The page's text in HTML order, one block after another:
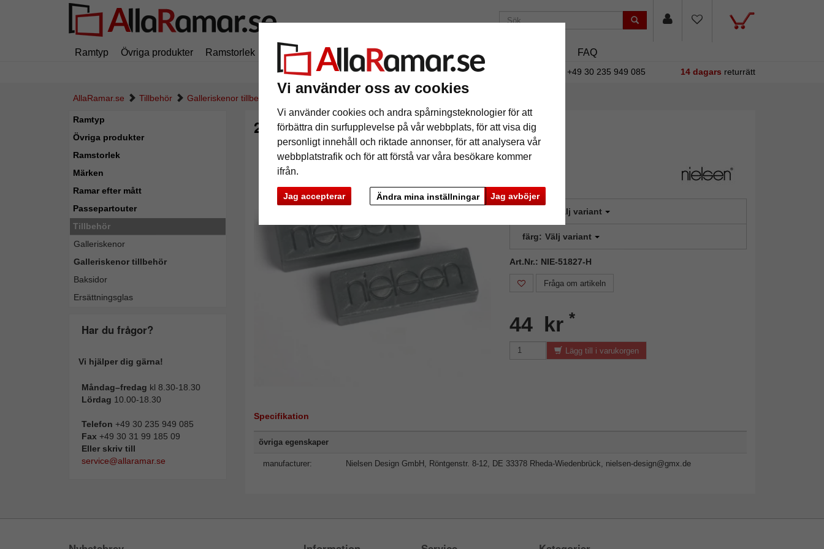
Vi använder oss av cookies
Vi använder cookies och andra spårningsteknologier för att
förbättra din surfupplevelse på vår webbplats, för att visa dig
personligt innehåll och riktade annonser, för att analysera vår
webbplatstrafik och för att förstå var våra besökare kommer
ifrån.
Jag accepterar Jag avböjer
Ändra mina inställningar
Ramtyp Övriga produkter Ramstorlek Märken Ramar efter mått Passepartouter Tillbehör FAQ
195 kri leveranskostnad.Oavsett hur mycket du beställer. +49 30 235 949 085 14 dagars returrätt
AllaRamar.se Tillbehör Galleriskenor tillbehör
Ramtyp
Övriga produkter
Ramstorlek
Märken
Ramar efter mått
Passepartouter
Tillbehör
Galleriskenor
Galleriskenor tillbehör
Baksidor
Ersättningsglas
Har du frågor?
Vi hjälper dig gärna!
Måndag–fredag kl 8.30-18.30
Lördag 10.00-18.30
Telefon +49 30 235 949 085
Fax +49 30 31 99 185 09
Eller skriv till
service@allaramar.se
2 stycken ändlock silver för proffs
Välj variant
färg: Välj variant
Art.Nr.: NIE-51827-H
Fråga om artikeln
44 kr *
Lägg till i varukorgen
Specifikation
övriga egenskaper
manufacturer: Nielsen Design GmbH, Röntgenstr. 8-12, DE 33378 Rheda-Wiedenbrück, nielsen-design@gmx.de